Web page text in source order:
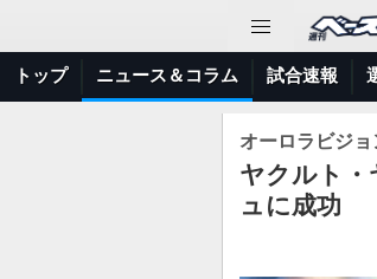
トップ ニュース＆コラム 試合速報
オーロラビジョ
ヤクルト
ュに成功